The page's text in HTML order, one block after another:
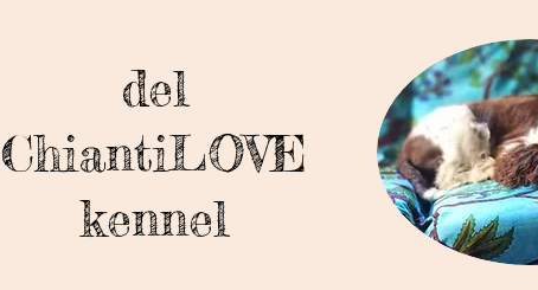
del
ChiantiLOVE
kennel